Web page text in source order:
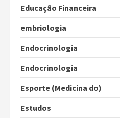
Educação Financeira
embriologia
Endocrinologia
Endocrinologia
Esporte (Medicina do)
Estudos